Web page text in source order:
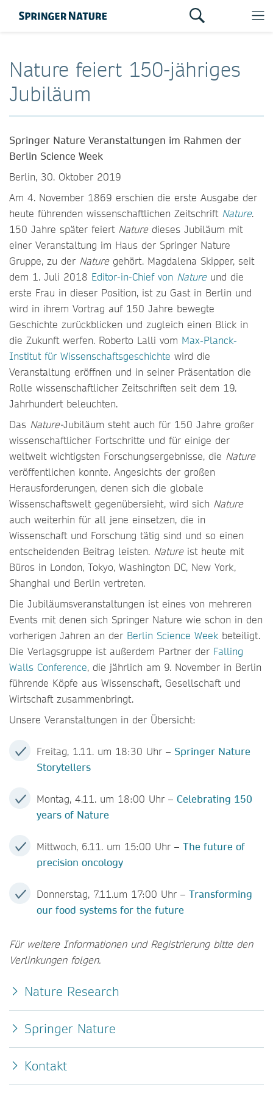
Nature feiert 150-jähriges
Jubiläum
Springer Nature Veranstaltungen im Rahmen der
Berlin Science Week
Berlin, 30. Oktober 2019
Am 4. November 1869 erschien die erste Ausgabe der
heute führenden wissenschaftlichen Zeitschrift Nature.
150 Jahre später feiert Naturedieses Jubiläum mit
einer Veranstaltung im Haus der Springer Nature
Gruppe, zu der Naturegehört. Magdalena Skipper, seit
dem 1. Juli 2018 Editor-in-Chief von Natureund die
erste Frau in dieser Position, ist zu Gast in Berlin und
wird in ihrem Vortrag auf 150 Jahre bewegte
Geschichte zurückblicken und zugleich einen Blick in
die Zukunft werfen. Roberto Lalli vom Max-Planck-
Institut für Wissenschaftsgeschichte wird die
Veranstaltung eröffnen und in seiner Präsentation die
Rolle wissenschaftlicher Zeitschriften seit dem 19.
Jahrhundert beleuchten.
Das Nature-Jubiläum steht auch für 150 Jahre großer
wissenschaftlicher Fortschritte und für einige der
weltweit wichtigsten Forschungsergebnisse, die Nature
veröffentlichen konnte. Angesichts der großen
Herausforderungen, denen sich die globale
Wissenschaftswelt gegenübersieht, wird sich Nature
auch weiterhin für all jene einsetzen, die in
Wissenschaft und Forschung tätig sind und so einen
entscheidenden Beitrag leisten. Natureist heute mit
Büros in London, Tokyo, Washington DC, New York,
Shanghai und Berlin vertreten.
Die Jubiläumsveranstaltungen ist eines von mehreren
Events mit denen sich Springer Nature wie schon in den
vorherigen Jahren an der Berlin Science Week beteiligt.
Die Verlagsgruppe ist außerdem Partner der Falling
Walls Conference, die jährlich am 9. November in Berlin
führende Köpfe aus Wissenschaft, Gesellschaft und
Wirtschaft zusammenbringt.
Unsere Veranstaltungen in der Übersicht:
Freitag, 1.11. um 18:30 Uhr – Springer Nature
Storytellers
Montag, 4.11. um 18:00 Uhr – Celebrating 150
years of Nature
Mittwoch, 6.11. um 15:00 Uhr – The future of
precision oncology
Donnerstag, 7.11.um 17:00 Uhr – Transforming
our food systems for the future
Für weitere Informationen und Registrierung bitte den
Verlinkungen folgen.
Nature Research
Springer Nature
Kontakt